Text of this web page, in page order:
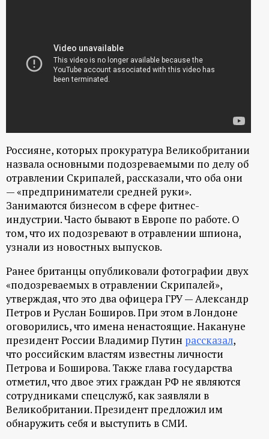
р
т
а
л
Россияне, которых прокуратура Великобритании
назвала основными подозреваемыми по делу об
отравлении Скрипалей, рассказали, что оба они
— «предприниматели средней руки».
Занимаются бизнесом в сфере фитнес-
индустрии. Часто бывают в Европе по работе. О
том, что их подозревают в отравлении шпиона,
узнали из новостных выпусков.
Ранее британцы опубликовали фотографии двух
«подозреваемых в отравлении Скрипалей»,
утверждая, что это два офицера ГРУ — Александр
Петров и Руслан Боширов. При этом в Лондоне
оговорились, что имена ненастоящие. Накануне
президент России Владимир Путин рассказал,
что российским властям известны личности
Петрова и Боширова. Также глава государства
отметил, что двое этих граждан РФ не являются
сотрудниками спецслужб, как заявляли в
Великобритании. Президент предложил им
обнаружить себя и выступить в СМИ.